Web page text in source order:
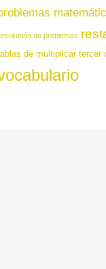
de problemas
de multiplicar tercer